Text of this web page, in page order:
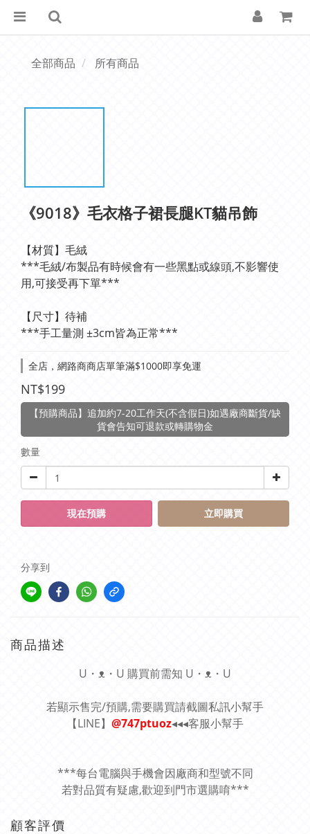
全部商品 所有商品
《9018》毛衣格子裙長腿KT貓吊飾
【材質】毛絨
***毛絨/布製品有時候會有一些黑點或線頭,不影響使
用,可接受再下單***
【尺寸】待補
***手工量測 ±3cm皆為正常***
全店，網路商商店單筆滿$1000即享免運
NT$199
【預購商品】追加約7-20工作天(不含假日)如遇廠商斷貨/缺
貨會告知可退款或轉購物金
數量
現在預購 立即購買
分享到
商品描述
U・ᴥ・U 購買前需知 U・ᴥ・U
若顯示售完/預購,需要購買請截圖私訊小幫手
【LINE】 @747ptuoz◂◂◂客服小幫手
***每台電腦與手機會因廠商和型號不同
若對品質有疑慮,歡迎到門市選購唷***
顧客評價